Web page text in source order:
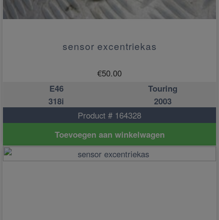
sensor excentriekas
€50.00
E46
Touring
318i
2003
Product # 164328
Toevoegen aan winkelwagen